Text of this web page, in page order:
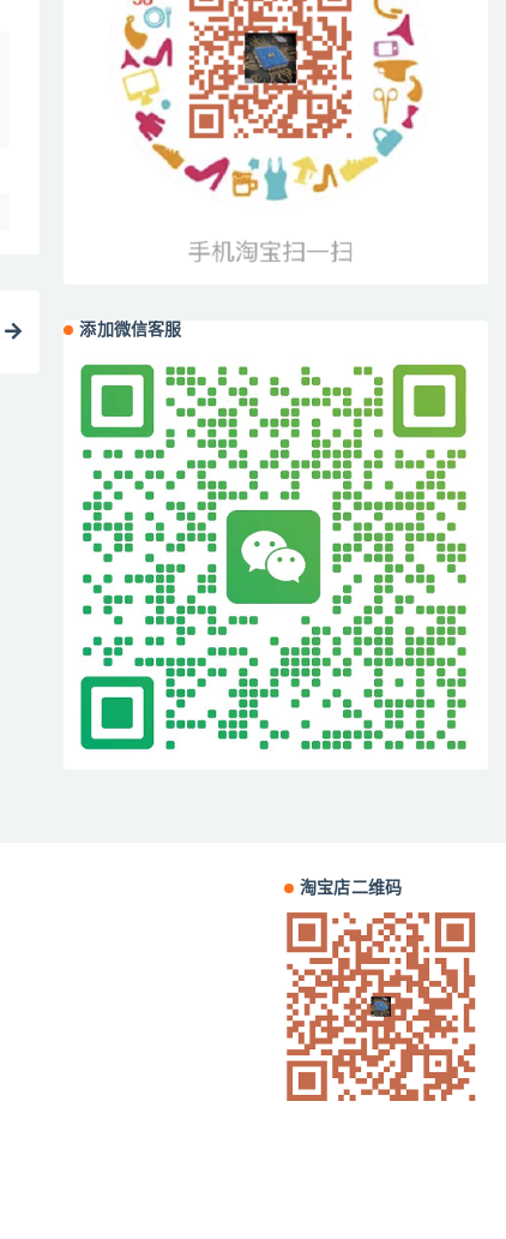
添加微信客服
淘宝店二维码